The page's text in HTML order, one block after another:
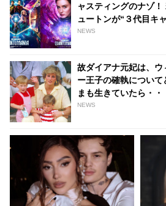
ャスティングのナゾ
ュートンが“３代目キ
は・・？ - tvgroove
NEWS
故ダイアナ元妃は、ウ
ー王子の確執につい
まも生きていたら・
想いを率直に語る -
NEWS